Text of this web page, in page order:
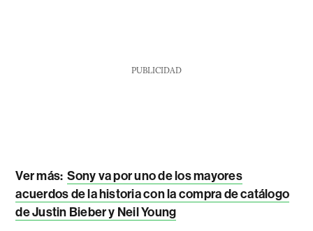
PUBLICIDAD
Ver más: Sony va por uno de los mayores
acuerdos de la historia con la compra de catálogo
de Justin Bieber y Neil Young